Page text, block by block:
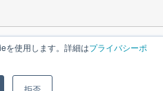
を使用します。詳細はプライバシーポ
拒否